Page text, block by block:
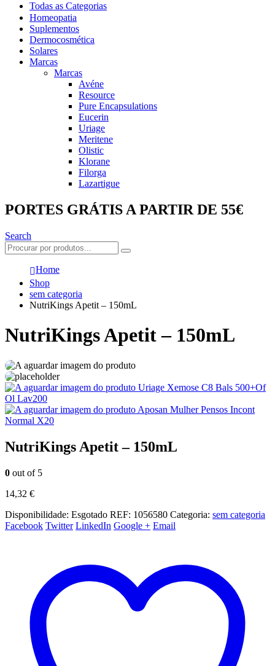
Todas as Categorias
Homeopatia
Suplementos
Dermocosmética
Solares
Marcas
Marcas
Avéne
Resource
Pure Encapsulations
Eucerin
Uriage
Meritene
Olistic
Klorane
Filorga
Lazartigue
PORTES GRÁTIS A PARTIR DE 55€
Search
Home
Shop
sem categoria
NutriKings Apetit – 150mL
NutriKings Apetit – 150mL
Uriage Xemose C8 Bals 500+Of
Ol Lav200
Aposan Mulher Pensos Incont
Normal X20
NutriKings Apetit – 150mL
0 out of 5
14,32 €
Disponibilidade: Esgotado REF: 1056580 Categoria: sem categoria
Facebook Twitter LinkedIn Google + Email